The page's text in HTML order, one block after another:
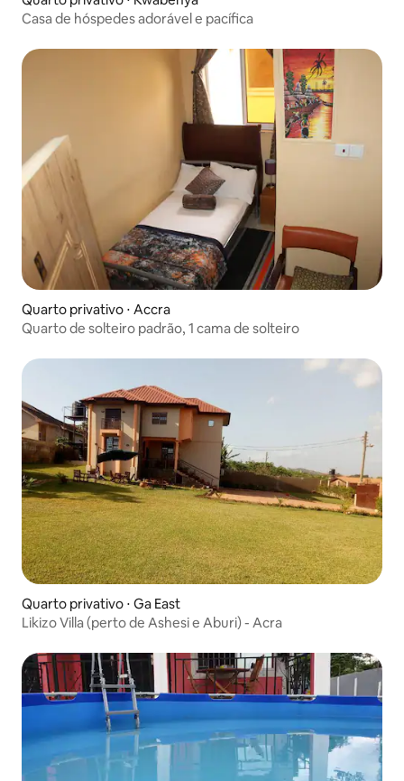
Casa de hóspedes adorável e pacífica
Quarto privativo ⋅ Accra
Quarto de solteiro padrão, 1 cama de solteiro
Quarto privativo ⋅ Ga East
Likizo Villa (perto de Ashesi e Aburi) - Acra